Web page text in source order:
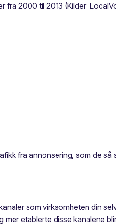
fra 2000 til 2013 (Kilder:
fra annonsering, som de så
som virksomheten din
mer etablerte disse kanalene